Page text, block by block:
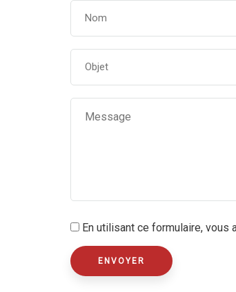
En utilisant ce formulaire,